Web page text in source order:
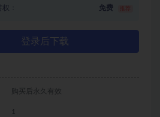
： 免费
登录后下载
购买后永久有效
1